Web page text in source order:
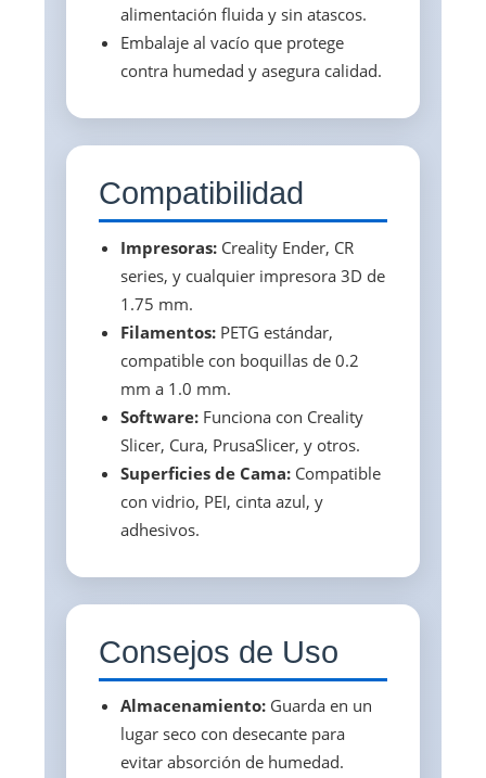
alimentación fluida y sin atascos.
Embalaje al vacío que protege
contra humedad y asegura calidad.
Compatibilidad
Impresoras: Creality Ender, CR
series, y cualquier impresora 3D de
1.75 mm.
Filamentos: PETG estándar,
compatible con boquillas de 0.2
mm a 1.0 mm.
Software: Funciona con Creality
Slicer, Cura, PrusaSlicer, y otros.
Superficies de Cama: Compatible
con vidrio, PEI, cinta azul, y
adhesivos.
Consejos de Uso
Almacenamiento: Guarda en un
lugar seco con desecante para
evitar absorción de humedad.